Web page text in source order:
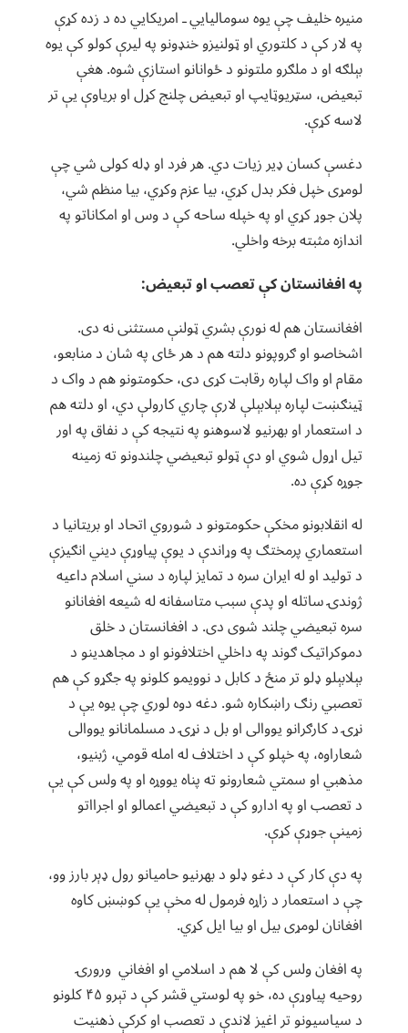
منیره خلیف چې یوه سومالیایي ـ امریکایي ده د زده کړې
په لار کې د کلتوري او ټولنیزو خنډونو په لیرې کولو کې یوه
بېلګه او د ملګرو ملتونو د ځوانانو استازې شوه. هغې
تبعیض، سټریوټایپ او تبعیض چلنج کړل او بریاوې یې تر
لاسه کړې.
دغسې کسان ډیر زیات دي. هر فرد او ډله کولی شي چې
لومړی خپل فکر بدل کړي، بیا عزم وکړي، بیا منظم شي،
پلان جوړ کړي او په خپله ساحه کې د وس او امکاناتو په
اندازه مثبته برخه واخلي.
په افغانستان کې تعصب او تبعیض:
افغانستان هم له نورې بشري ټولنې مستثنی نه دی.
اشخاصو او ګروپونو دلته هم د هر ځای په شان د منابعو،
مقام او واک لپاره رقابت کړی دی، حکومتونو هم د واک د
ټینګښت لپاره بېلابېلې لارې چاري کارولې دي، او دلته هم
د استعمار او بهرنیو لاسوهنو په نتیجه کې د نفاق په اور
تیل اړول شوي او دې ټولو تبعیضي چلندونو ته زمینه
جوړه کړې ده.
له انقلابونو مخکې حکومتونو د شوروي اتحاد او بریتانیا د
استعماري پرمختګ په وړاندې د یوې پیاوړې دیني انګیزې
د تولید او له ایران سره د تمایز لپاره د سني اسلام داعیه
ژوندۍ ساتله او پدې سبب متاسفانه له شیعه افغانانو
سره تبعیضي چلند شوی دی. د افغانستان د خلق
دموکراتیک ګوند په داخلي اختلافونو او د مجاهدینو د
بېلابېلو ډلو تر منځ د کابل د نوویمو کلونو په جګړو کې هم
تعصبي رنګ راښکاره شو. دغه دوه لوري چې یوه یې د
نړۍ د کارګرانو یووالی او بل د نړۍ د مسلمانانو یووالی
شعاراوه، په خپلو کې د اختلاف له امله قومي، ژبنیو،
مذهبي او سمتي شعارونو ته پناه یووړه او په ولس کې یې
د تعصب او په ادارو کې د تبعیضي اعمالو او اجرااتو
زمینې جوړې کړې.
په دې کار کې د دغو ډلو د بهرنیو حامیانو رول ډېر بارز وو،
چې د استعمار د زاړه فرمول له مخې یې کوښښ کاوه
افغانان لومړی بیل او بیا ایل کړي.
په افغان ولس کې لا هم د اسلامي او افغاني ورورۍ
روحیه پیاوړې ده، خو په لوستي قشر کې د تېرو ۴۵ کلونو
د سیاسیونو تر اغیز لاندې د تعصب او کرکې ذهنیت